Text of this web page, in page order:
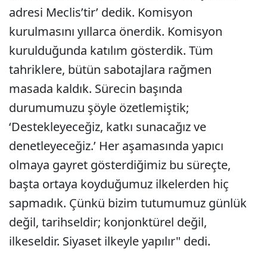
adresi Meclis’tir’ dedik. Komisyon
kurulmasını yıllarca önerdik. Komisyon
kurulduğunda katılım gösterdik. Tüm
tahriklere, bütün sabotajlara rağmen
masada kaldık. Sürecin başında
durumumuzu şöyle özetlemiştik;
‘Destekleyeceğiz, katkı sunacağız ve
denetleyeceğiz.’ Her aşamasında yapıcı
olmaya gayret gösterdiğimiz bu süreçte,
başta ortaya koyduğumuz ilkelerden hiç
sapmadık. Çünkü bizim tutumumuz günlük
değil, tarihseldir; konjonktürel değil,
ilkeseldir. Siyaset ilkeyle yapılır" dedi.